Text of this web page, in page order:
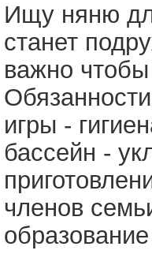
Ищу няню
станет
важно
игры -
бассейн -
членов